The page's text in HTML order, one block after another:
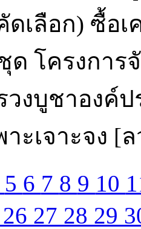
ดเลือก) ซื้อ
ด โครงกา
วงบูชาองค์
ะเจาะจง [
5 6 7 8 9 10
26 27 28 29